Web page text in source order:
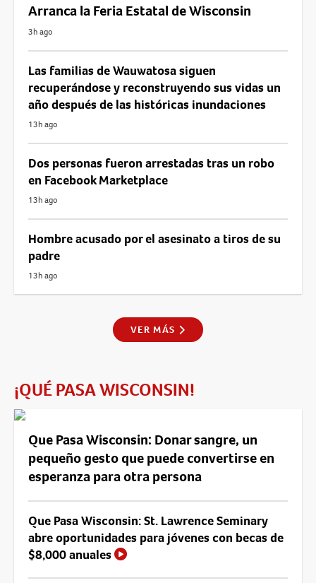
Arranca la Feria Estatal de Wisconsin
3h ago
Las familias de Wauwatosa siguen
recuperándose y reconstruyendo sus vidas un
año después de las históricas inundaciones
13h ago
Dos personas fueron arrestadas tras un robo
en Facebook Marketplace
13h ago
Hombre acusado por el asesinato a tiros de su
padre
13h ago
VER MÁS
¡QUÉ PASA WISCONSIN!
Que Pasa Wisconsin: Donar sangre, un
pequeño gesto que puede convertirse en
esperanza para otra persona
Que Pasa Wisconsin: St. Lawrence Seminary
abre oportunidades para jóvenes con becas de
$8,000 anuales